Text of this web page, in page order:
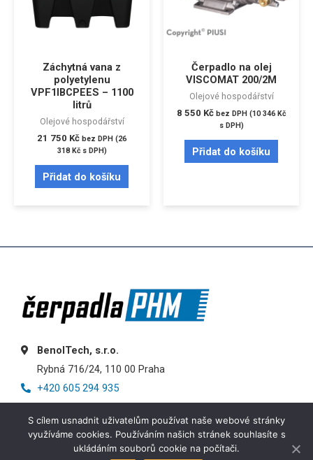
Záchytná vana z
polyetylenu
VPF1IBCPEES – 1100
litrů
Olejové hospodářství
21 750 Kč bez DPH (26
318 Kčs DPH)
Přidat do košíku
Čerpadlo na olej
VISCOMAT 200/2M
Olejové hospodářství
8 550 Kč bez DPH (10 346 Kč
s DPH)
Přidat do košíku
BenolTech, s.r.o.
Rybná 716/24, 110 00 Praha
+420 605 294 935
info@cerpadlaphm.cz
S cílem usnadnit uživatelům používat naše webové stránky
využíváme cookies. Používáním našich stránek souhlasíte s
ukládáním souborů cookie na počítači.